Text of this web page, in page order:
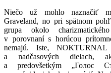
Niečo už mohlo naznačiť
Graveland, no pri spätnom
grupa okolo
v porovnaní s horúcou
nemajú. Iste,
a nadčasových dielach,
a predovšetkým „Голос